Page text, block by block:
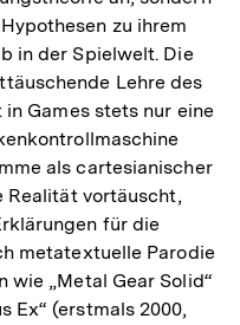
zu ihrem
in der Spielwelt. Die
Lehre des
Games stets nur eine
als cartesianischer
Realität vortäuscht,
für die
metatextuelle Parodie
wie „Metal Gear Solid“
Ex“ (erstmals 2000,